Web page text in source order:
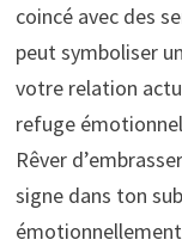
coincé avec des
peut symboliser
votre relation
refuge
Rêver
signe dans ton